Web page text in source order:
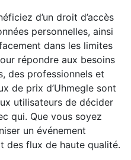
d’un droit d’accès
personnelles, ainsi
dans les limites
répondre aux besoins
des professionnels et
de prix d’Uhmegle sont
utilisateurs de décider
qui. Que vous soyez
un événement
des flux de haute qualité.